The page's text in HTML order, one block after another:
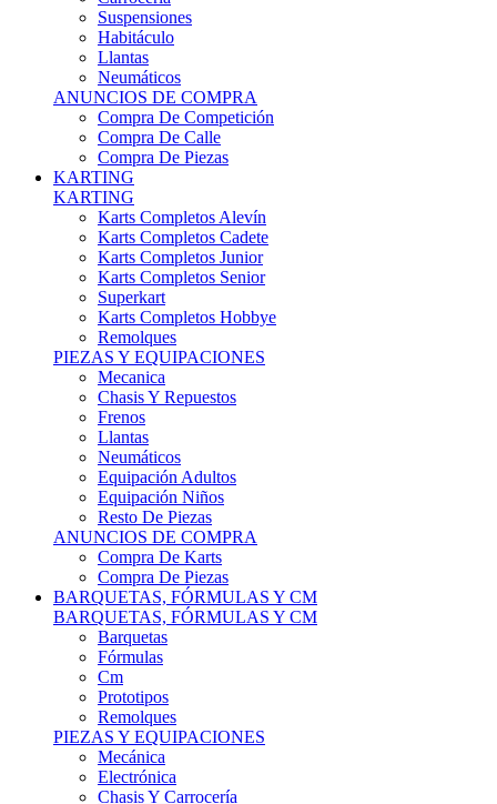
Habitáculo
Llantas
Neumáticos
ANUNCIOS DE COMPRA
Compra De Competición
Compra De Calle
Compra De Piezas
KARTING
KARTING
Karts Completos Alevín
Karts Completos Cadete
Karts Completos Junior
Karts Completos Senior
Superkart
Karts Completos Hobbye
Remolques
PIEZAS Y EQUIPACIONES
Mecanica
Chasis Y Repuestos
Frenos
Llantas
Neumáticos
Equipación Adultos
Equipación Niños
Resto De Piezas
ANUNCIOS DE COMPRA
Compra De Karts
Compra De Piezas
BARQUETAS, FÓRMULAS Y CM
BARQUETAS, FÓRMULAS Y CM
Barquetas
Fórmulas
Cm
Prototipos
Remolques
PIEZAS Y EQUIPACIONES
Mecánica
Electrónica
Chasis Y Carrocería
Suspensiones